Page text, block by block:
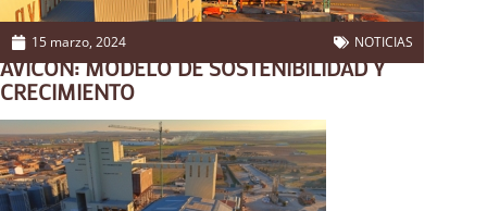
15 marzo, 2024 NOTICIAS
AVICON: MODELO DE SOSTENIBILIDAD Y
CRECIMIENTO